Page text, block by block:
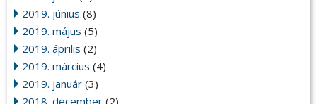
2019. június (8)
2019. május (5)
2019. április (2)
2019. március (4)
2019. január (3)
2018. december (2)